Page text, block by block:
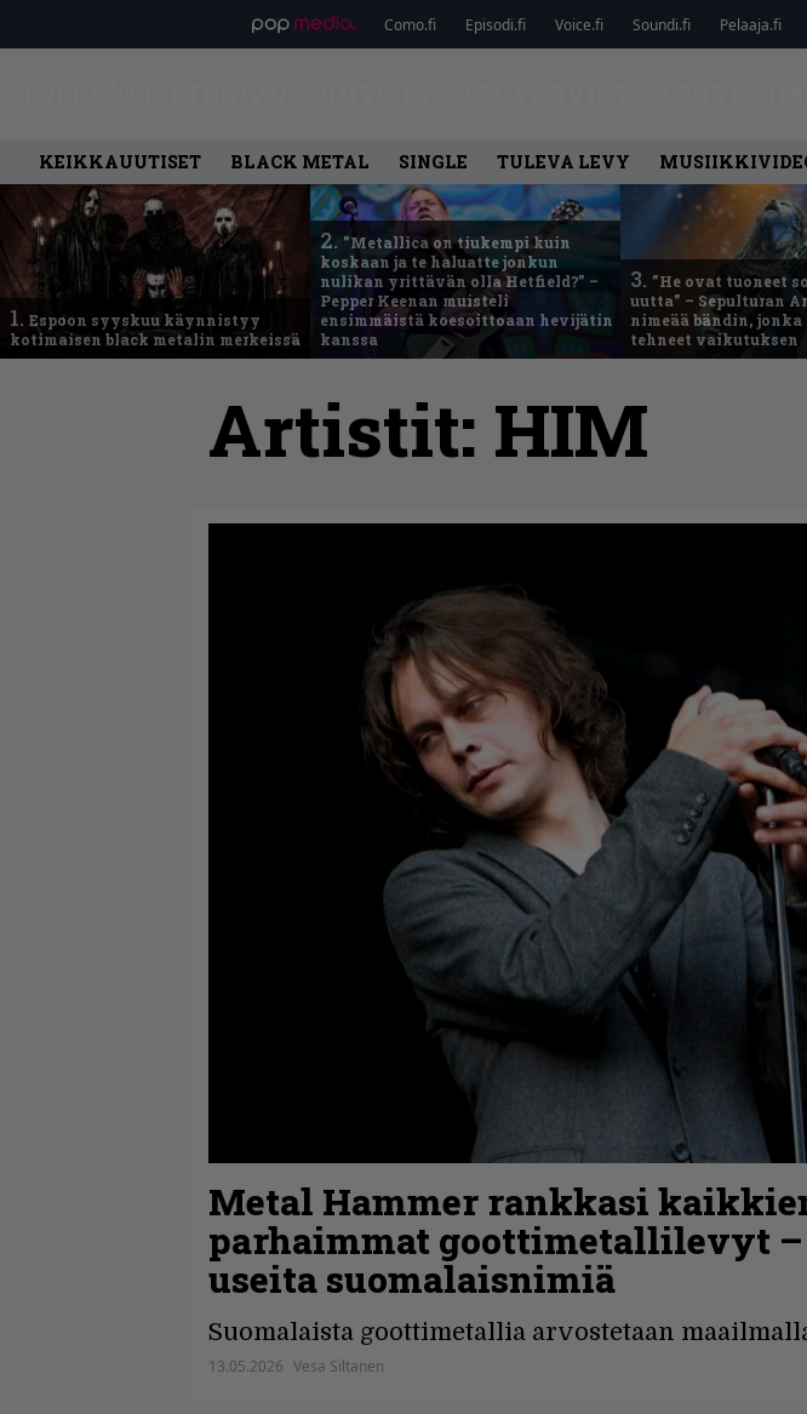
Como.fi Episodi.fi Voice.fi Soundi.fi Pelaaja.fi
KEIKKAUUTISET BLACK METAL SINGLE TULEVA LEVY
1. Espoon syyskuu käynnistyy
kotimaisen black metalin merkeissä
2. ”Metallica on tiukempi kuin
koskaan ja te haluatte jonkun
nulikan yrittävän olla Hetfield?” –
Pepper Keenan muisteli
ensimmäistä koesoittoaan hevijätin
kanssa
3. ”He ovat tuoneet
uutta” – Sepulturan
nimeää bändin,
tehneet vaikutuksen
Artistit: HIM
Metal Hammer rankkasi
parhaimmat goottimetallilevyt
useita suomalaisnimiä
Suomalaista goottimetallia arvostetaan
13.05.2026 Vesa Siltanen